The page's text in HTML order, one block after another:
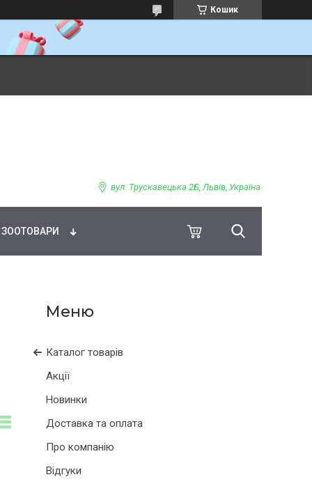
Кошик
вул. Трускавецька 2Б, Львів, Україна
ЗООТОВАРИ
Каталог товарів
Акції
Новинки
Доставка та оплата
Про компанію
Відгуки